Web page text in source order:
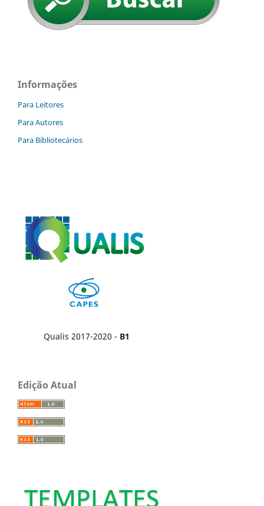
Informações
Para Leitores
Para Autores
Para Bibliotecários
Qualis 2017-2020 - B1
Edição Atual